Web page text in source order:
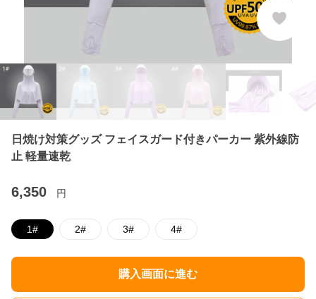
日焼け対策グッズ フェイスガード付きパーカー 紫外線防
止 軽量速乾
6,350 円
1# 2# 3# 4#
購入画面に進む